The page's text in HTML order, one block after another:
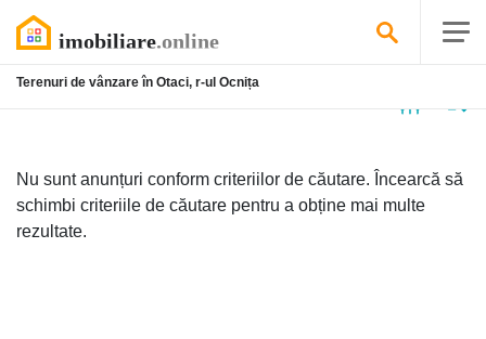
Terenuri de vânzare în Otaci, r-ul Ocnița
Nu sunt anunțuri conform criteriilor de căutare. Încearcă să
schimbi criteriile de căutare pentru a obține mai multe
rezultate.